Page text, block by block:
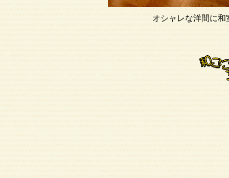
オシャレな洋間に